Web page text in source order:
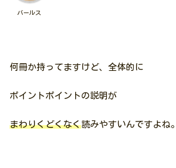
バールス
何冊か持ってますけど、全体的に
ポイントポイントの説明が
まわりくどくなく読みやすいんですよね。